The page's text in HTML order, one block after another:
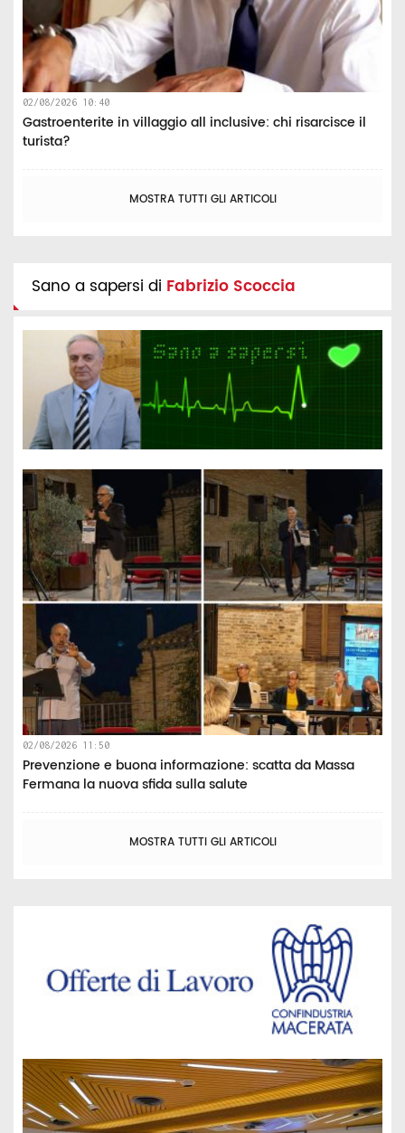
02/08/2026 10:40
Gastroenterite in villaggio all inclusive: chi risarcisce il
turista?
MOSTRA TUTTI GLI ARTICOLI
Sano a sapersi di Fabrizio Scoccia
02/08/2026 11:50
Prevenzione e buona informazione: scatta da Massa
Fermana la nuova sfida sulla salute
MOSTRA TUTTI GLI ARTICOLI